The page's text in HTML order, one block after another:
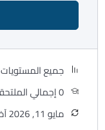
جميع المستويات
0 إجمالي الملتحقين
مايو 11, 2026 آخر تحديث